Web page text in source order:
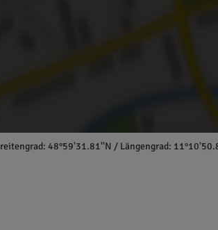
48°59'31.81''N / Längengrad: